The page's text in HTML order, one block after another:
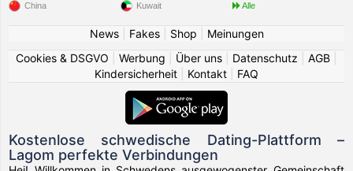
China Kuwait Alle
News| Fakes| Shop
Meinungen
Cookies & DSGVO
Werbung Über uns Datenschutz AGB
Kindersicherheit
Kontakt FAQ
Kostenlose schwedische Dating-Plattform –
Lagom perfekte Verbindungen